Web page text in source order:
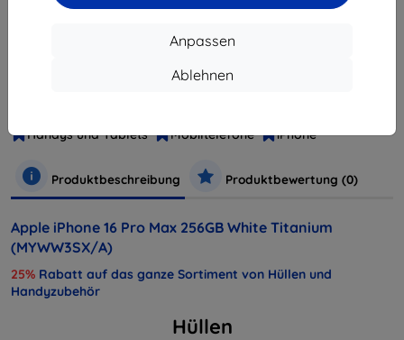
Anpassen
Ablehnen
Handys und Tablets
Mobiltelefone iPhone
Produktbeschreibung Produktbewertung (0)
Apple iPhone 16 Pro Max 256GB White Titanium
(MYWW3SX/A)
25% Rabatt auf das ganze Sortiment von Hüllen und
Handyzubehör
Hüllen